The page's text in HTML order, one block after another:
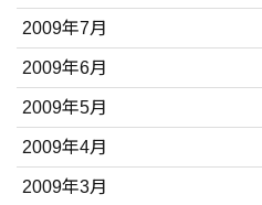
2009年7月
2009年6月
2009年5月
2009年4月
2009年3月